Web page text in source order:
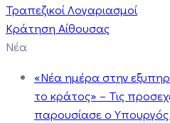
Τραπεζικοί Λογαριασμοί
Κράτηση Αίθουσας
Νέα
«Νέα ημέρα στην
το κράτος» – Τις
παρουσίασε ο